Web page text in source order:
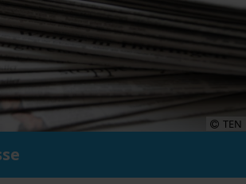
TEN